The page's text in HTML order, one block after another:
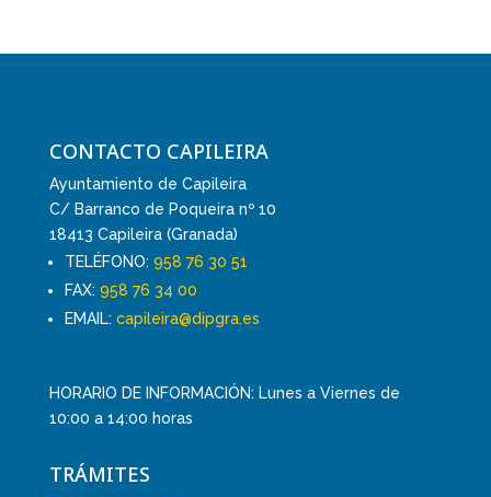
CONTACTO CAPILEIRA
Ayuntamiento de Capileira
C/ Barranco de Poqueira nº 10
18413 Capileira (Granada)
TELÉFONO: 958 76 30 51
FAX: 958 76 34 00
EMAIL: capileira@dipgra.es
HORARIO DE INFORMACIÓN: Lunes a Viernes de
10:00 a 14:00 horas
TRÁMITES